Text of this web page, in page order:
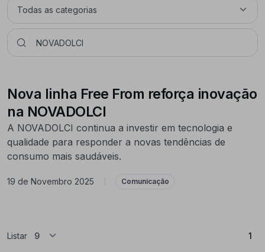
Nova linha Free From reforça inovação
na NOVADOLCI
A NOVADOLCI continua a investir em tecnologia e
qualidade para responder a novas tendências de
consumo mais saudáveis.
19 de Novembro 2025 Comunicação
Listar 1